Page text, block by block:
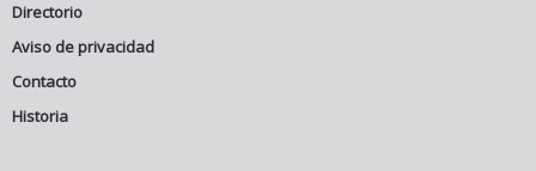
Directorio
Aviso de privacidad
Contacto
Historia